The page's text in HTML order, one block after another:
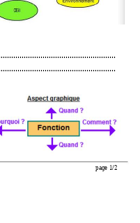
page 1/2